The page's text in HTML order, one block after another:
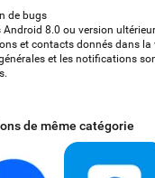
de bugs
Android 8.0 ou version
et contacts donnés dans
et les notifications
de même catégorie